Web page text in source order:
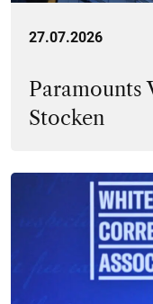
27.07.2026
Paramounts
Stocken